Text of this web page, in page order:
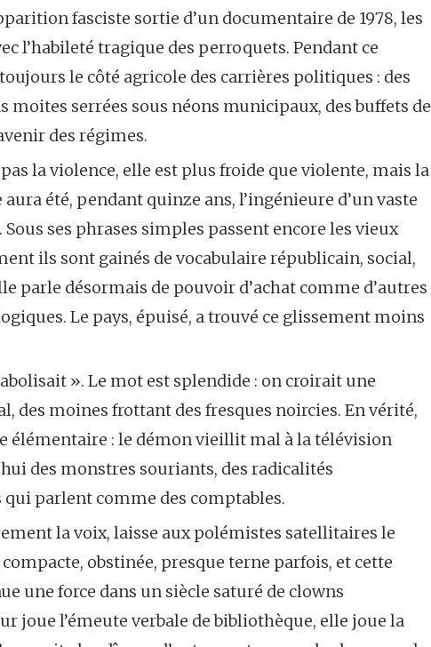
fasciste sortie d’un documentaire de 1978, les
l’habileté tragique des perroquets. Pendant ce
le côté agricole des carrières politiques : des
moites serrées sous néons municipaux, des buffets de
des régimes.
pas la violence, elle est plus froide que violente, mais la
été, pendant quinze ans, l’ingénieure d’un vaste
ses phrases simples passent encore les vieux
ils sont gainés de vocabulaire républicain, social,
parle désormais de pouvoir d’achat comme d’autres
Le pays, épuisé, a trouvé ce glissement moins
». Le mot est splendide : on croirait une
des moines frottant des fresques noircies. En vérité,
élémentaire : le démon vieillit mal à la télévision
des monstres souriants, des radicalités
parlent comme des comptables.
la voix, laisse aux polémistes satellitaires le
obstinée, presque terne parfois, et cette
une force dans un siècle saturé de clowns
joue l’émeute verbale de bibliothèque, elle joue la